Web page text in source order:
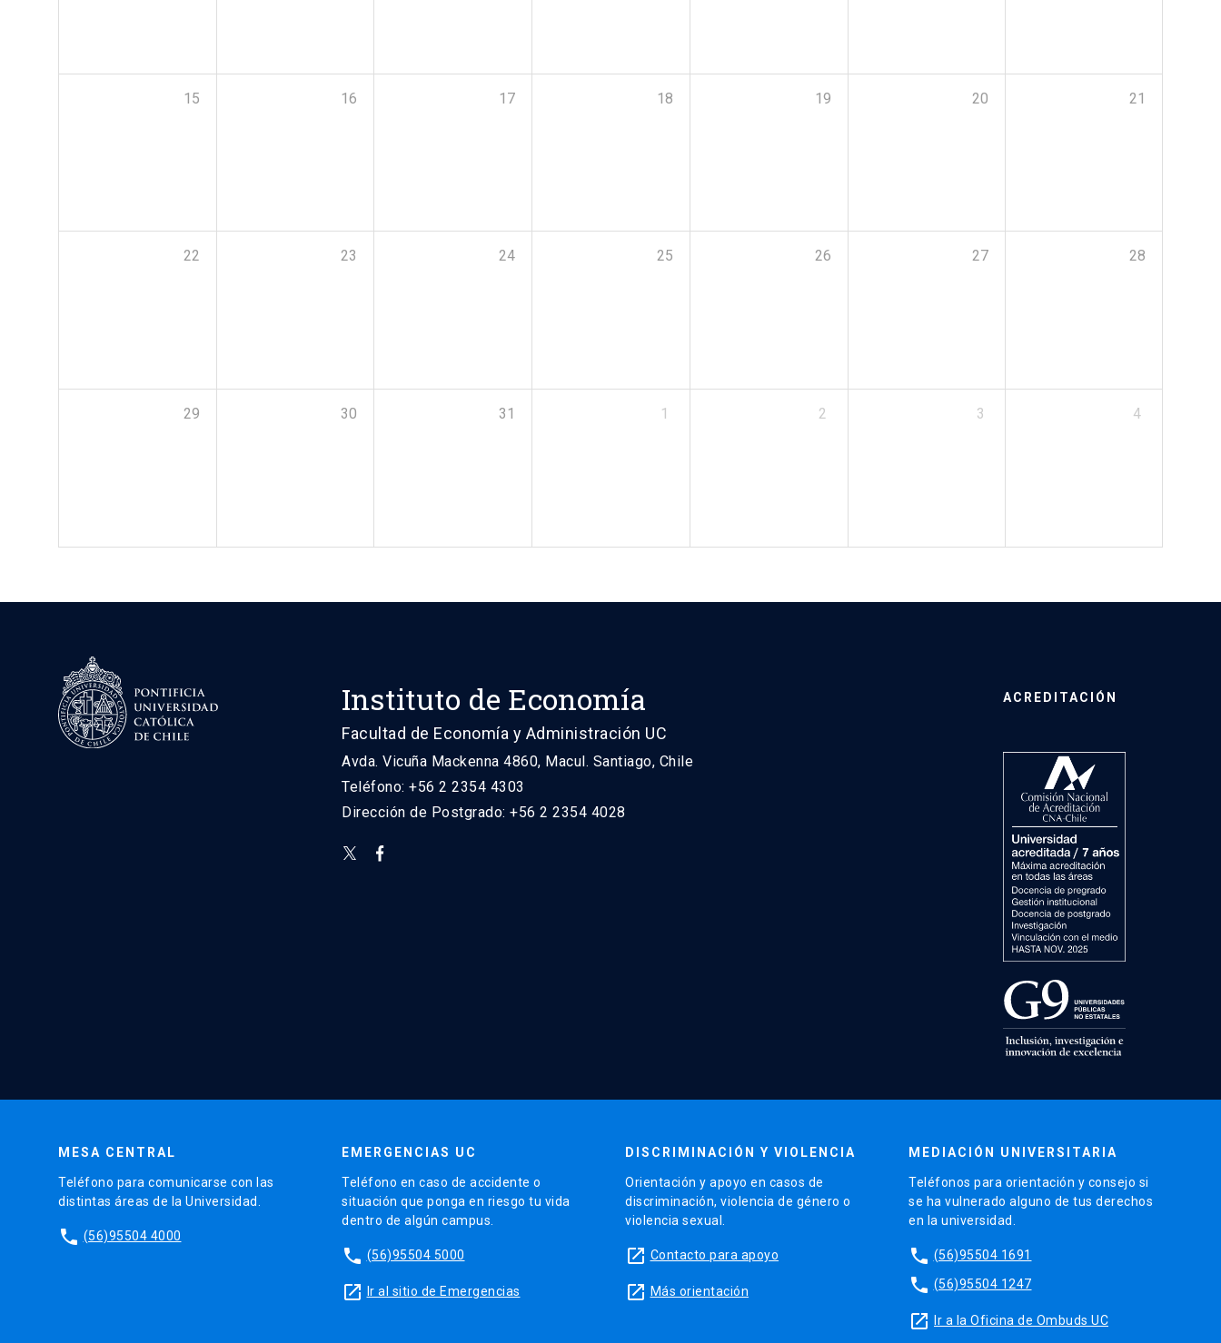
15 16 17 18 19 20 21
22 23 24 25 26 27 28
29 30 31 1 2 3 4
Instituto de Economía
Facultad de Economía y Administración UC
Avda. Vicuña Mackenna 4860, Macul. Santiago, Chile
Teléfono: +56 2 2354 4303
Dirección de Postgrado: +56 2 2354 4028
ACREDITACIÓN
MESA CENTRAL
Teléfono para comunicarse con las
distintas áreas de la Universidad.
phone (56)95504 4000
EMERGENCIAS UC
Teléfono en caso de accidente o
situación que ponga en riesgo tu vida
dentro de algún campus.
phone (56)95504 5000
launch Ir al sitio de Emergencias
DISCRIMINACIÓN Y VIOLENCIA
Orientación y apoyo en casos de
discriminación, violencia de género o
violencia sexual.
launch Contacto para apoyo
launch Más orientación
MEDIACIÓN UNIVERSITARIA
Teléfonos para orientación y consejo si
se ha vulnerado alguno de tus derechos
en la universidad.
phone (56)95504 1691
phone (56)95504 1247
launch Ir a la Oficina de Ombuds UC